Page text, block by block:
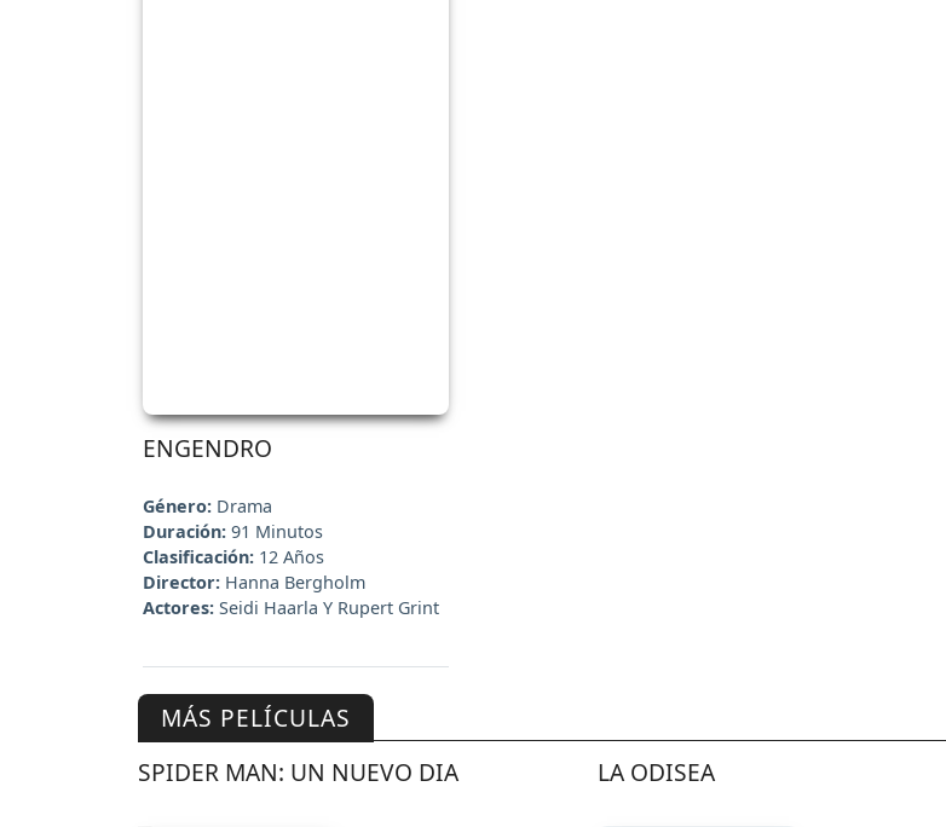
ENGENDRO
Género: Drama
Duración: 91 Minutos
Clasificación: 12 Años
Director: Hanna Bergholm
Actores: Seidi Haarla Y Rupert Grint
MÁS PELÍCULAS
SPIDER MAN: UN NUEVO DIA
LA ODISEA